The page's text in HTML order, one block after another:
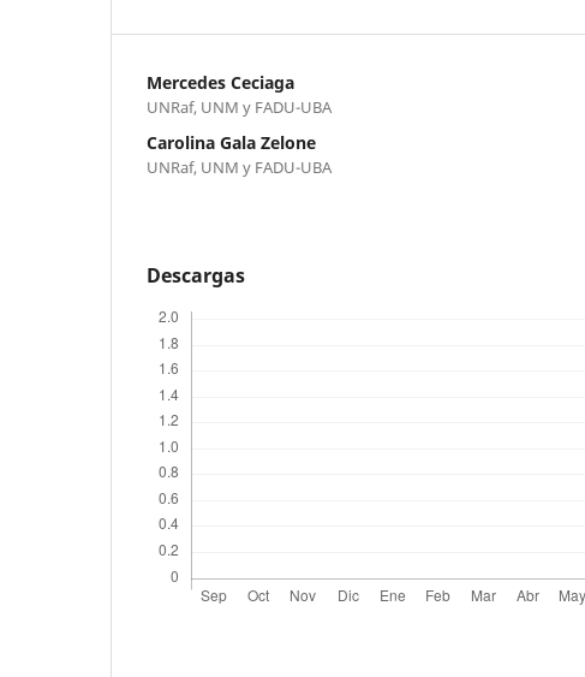
Mercedes Ceciaga
UNRaf, UNM y FADU-UBA
Carolina Gala Zelone
UNRaf, UNM y FADU-UBA
Descargas